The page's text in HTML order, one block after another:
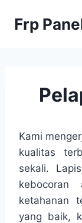
Frp
Kami
kualitas
sekali.
ketahanan
yang baik,